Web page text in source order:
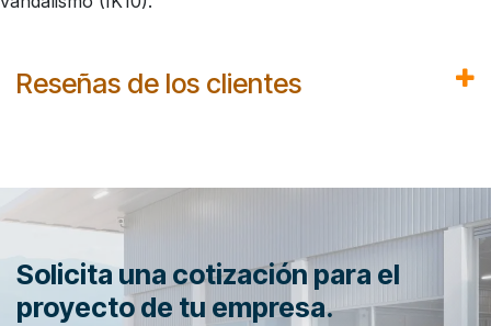
Reseñas de los clientes
Solicita una cotización para el
proyecto de tu empresa.